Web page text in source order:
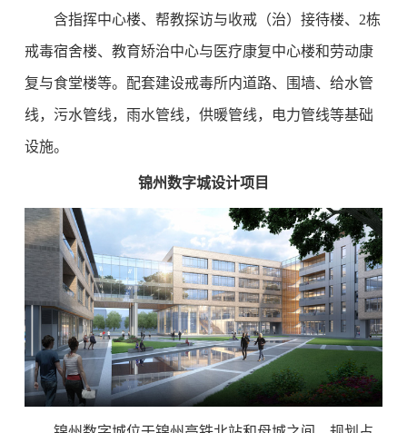
含指挥中心楼、帮教探访与收戒（治）接待楼、2栋
戒毒宿舍楼、教育矫治中心与医疗康复中心楼和劳动康
复与食堂楼等。配套建设戒毒所内道路、围墙、给水管
线，污水管线，雨水管线，供暖管线，电力管线等基础
设施。
锦州数字城设计项目